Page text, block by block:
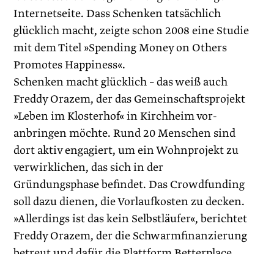
Internetseite. Dass Schenken tatsächlich
glücklich macht, zeigte schon 2008 eine Studie
mit dem Titel »Spending Money on Others
Promotes ­Happiness«.
Schenken macht glücklich – das weiß auch
Freddy Orazem, der das Gemeinschaftsprojekt
»Leben im Klosterhof« in Kirchheim vor­
anbringen möchte. Rund 20 Menschen sind
dort aktiv engagiert, um ein Wohnprojekt zu
verwirklichen, das sich in der
Gründungsphase befindet. Das Crowdfunding
soll dazu dienen, die Vorlaufkosten zu decken.
»Allerdings ist das kein Selbstläufer«, berichtet
Freddy Orazem, der die Schwarmfinanzierung